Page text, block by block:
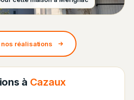
nos réalisations
à Cazaux